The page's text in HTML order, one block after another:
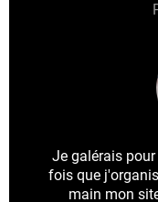
Je galérais
fois que
main mon